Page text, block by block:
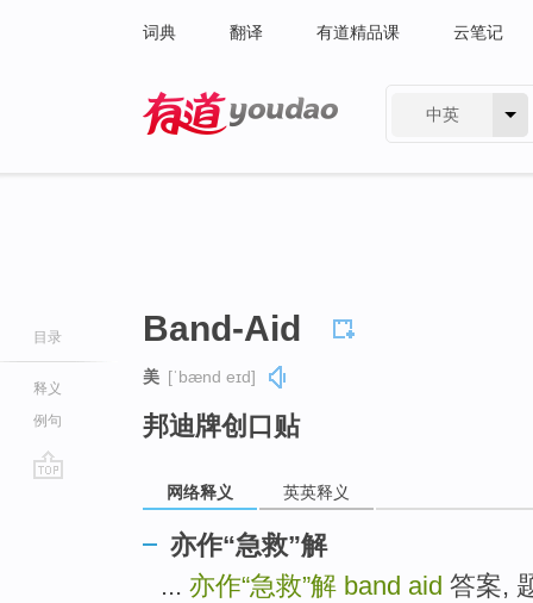
词典 翻译 有道精品课 云笔记
中英
目录
释义
例句
Band-Aid
美 [ˈbænd eɪd]
邦迪牌创口贴
网络释义 英英释义
亦作“急救”解
... 亦作“急救”解 band aid 答案,